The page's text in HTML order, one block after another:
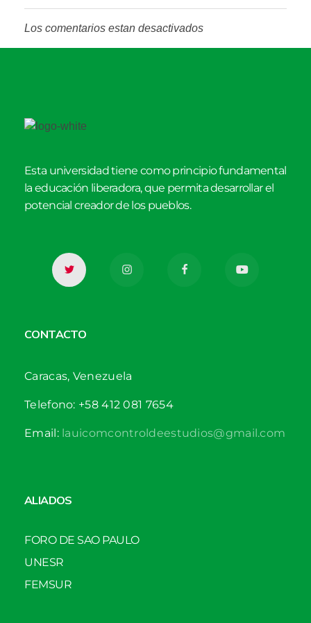
Los comentarios estan desactivados
Esta universidad tiene como principio fundamental
la educación liberadora, que permita desarrollar el
potencial creador de los pueblos.
CONTACTO
Caracas, Venezuela
Telefono: +58 412 081 7654
Email:lauicomcontroldeestudios@gmail.com
ALIADOS
FORO DE SAO PAULO
UNESR
FEMSUR